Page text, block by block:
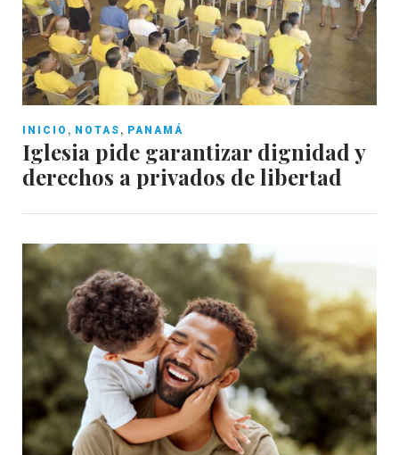
INICIO , NOTAS , PANAMÁ
Iglesia pide garantizar dignidad y
derechos a privados de libertad